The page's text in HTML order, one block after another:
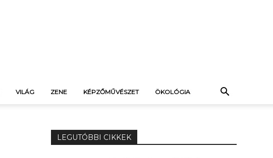
VILÁG ZENE KÉPZŐMŰVÉSZET ÖKOLÓGIA
LEGUTÓBBI CIKKEK